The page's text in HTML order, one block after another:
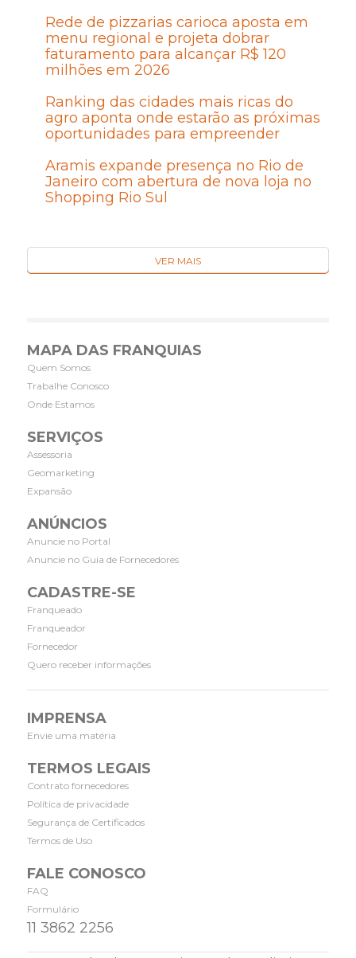
Rede de pizzarias carioca aposta em
menu regional e projeta dobrar
faturamento para alcançar R$ 120
milhões em 2026
Ranking das cidades mais ricas do
agro aponta onde estarão as próximas
oportunidades para empreender
Aramis expande presença no Rio de
Janeiro com abertura de nova loja no
Shopping Rio Sul
VER MAIS
MAPA DAS FRANQUIAS
Quem Somos
Trabalhe Conosco
Onde Estamos
SERVIÇOS
Assessoria
Geomarketing
Expansão
ANÚNCIOS
Anuncie no Portal
Anuncie no Guia de Fornecedores
CADASTRE-SE
Franqueado
Franqueador
Fornecedor
Quero receber informações
IMPRENSA
Envie uma matéria
TERMOS LEGAIS
Contrato fornecedores
Política de privacidade
Segurança de Certificados
Termos de Uso
FALE CONOSCO
FAQ
Formulário
11 3862 2256